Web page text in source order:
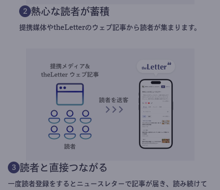
2 熱心な読者が蓄積
提携媒体やtheLetterのウェブ記事から読者が集まります。
3 読者と直接つながる
一度読者登録をするとニュースレターで記事が届き、読み続けて